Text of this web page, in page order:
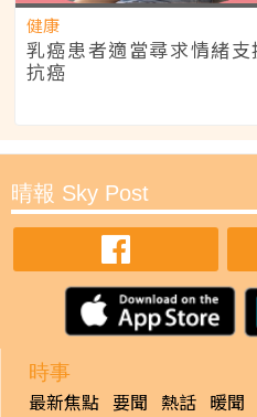
健康
乳癌患者適當尋求情緒
抗癌
晴報 Sky Post
時事
最新焦點 要聞 熱話 暖聞